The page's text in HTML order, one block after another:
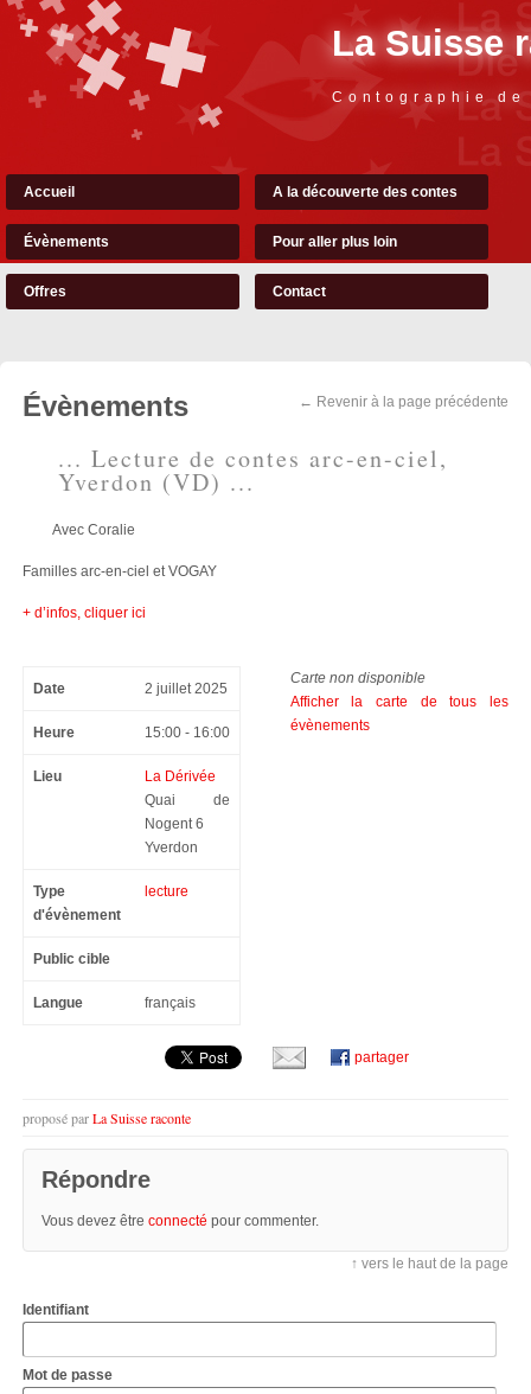
La Suisse
Contographie
Accueil A la découverte des contes
Évènements Pour aller plus loin
Offres Contact
← Revenir à la page précédente
Évènements
... Lecture de contes arc-en-ciel,
Yverdon (VD) ...
Avec Coralie
Familles arc-en-ciel et VOGAY
+ d’infos, cliquer ici
Date 2 juillet 2025
Heure 15:00 - 16:00
Lieu
La Dérivée
Quai de
Nogent 6
Yverdon
Type
d'évènement
lecture
Public cible
Langue français
Carte non disponible
Afficher la carte de tous les
évènements
partager
proposé parLa Suisse raconte
Répondre
Vous devez être connecté pour commenter.
↑ vers le haut de la page
Identifiant
Mot de passe